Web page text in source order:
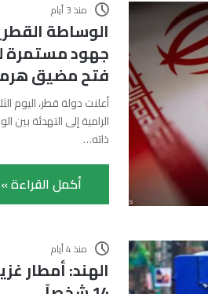
منذ 3 أيام
الوساطة
جهود مستمرة
فتح مضيق
أعلنت دولة قطر، اليوم
الرامية إلى التهدئة بين
ذاته…
أكمل القراءة »
منذ 4 أيام
الهند: أمطار